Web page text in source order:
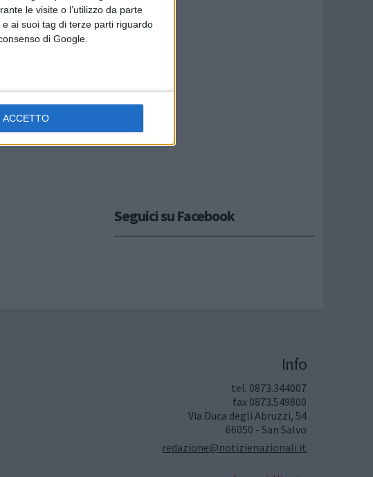
le visite o l’utilizzo da parte
ai suoi tag di terze parti riguardo
di Google.
ACCETTO
Seguici su Facebook
Info
tel. 0873.344007
fax 0873.549800
Via Duca degli Abruzzi, 54
66050 - San Salvo
redazione@notizienazionali.it